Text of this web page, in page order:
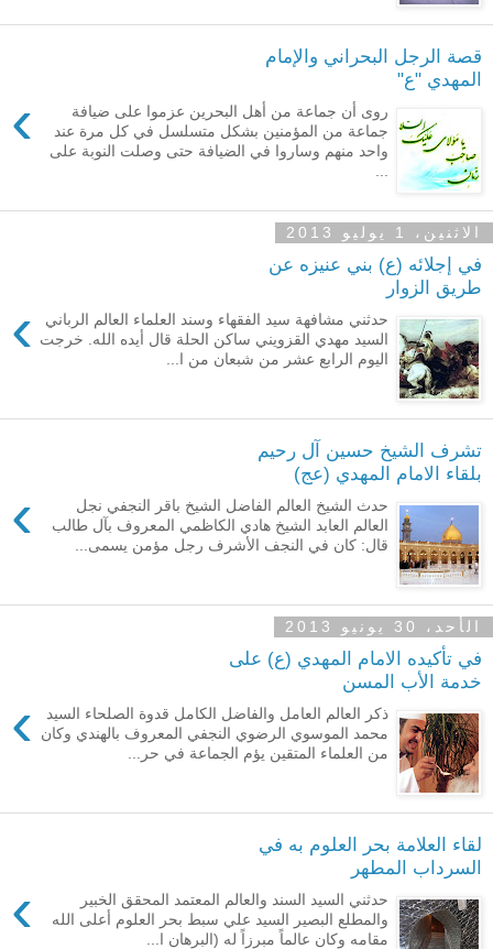
قصة الرجل البحراني والإمام
المهدي "ع"
›
روى أن جماعة من أهل البحرين عزموا على ضيافة
جماعة من المؤمنين بشكل متسلسل في كل مرة عند
واحد منهم وساروا في الضيافة حتى وصلت النوبة على
الاثنين، 1 يوليو 2013
في إجلائه (ع) بني عنيزه عن
طريق الزوار
›
حدثني مشافهة سيد الفقهاء وسند العلماء العالم الرباني
السيد مهدي القزويني ساكن الحلة قال أيده الله. خرجت
اليوم الرابع عشر من شبعان من ا...
تشرف الشيخ حسين آل رحيم
بلقاء الامام المهدي (عج)
›
حدث الشيخ العالم الفاضل الشيخ باقر النجفي نجل
العالم العابد الشيخ هادي الكاظمي المعروف بآل طالب
قال: كان في النجف الأشرف رجل مؤمن يسمى...
الأحد، 30 يونيو 2013
في تأكيده الامام المهدي (ع) على
خدمة الأب المسن
›
ذكر العالم العامل والفاضل الكامل قدوة الصلحاء السيد
محمد الموسوي الرضوي النجفي المعروف بالهندي وكان
من العلماء المتقين يؤم الجماعة في حر...
لقاء العلامة بحر العلوم به في
السرداب المطهر
›
حدثني السيد السند والعالم المعتمد المحقق الخبير
والمطلع البصير السيد علي سبط بحر العلوم أعلى الله
مقامه وكان عالماً مبرزاً له (البرهان ا...